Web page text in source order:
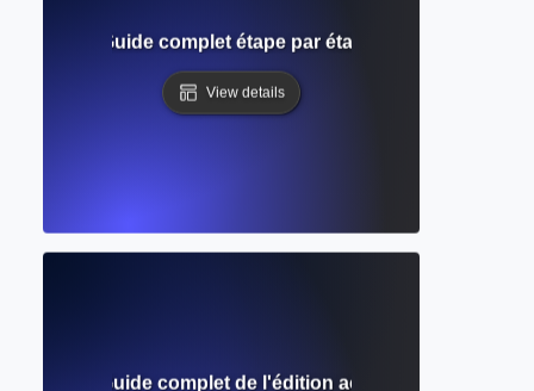
journal ? Guide complet étape par étape pour soumettre
View details
Access ? Guide complet de l'édition académique gratuite